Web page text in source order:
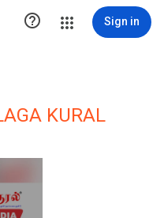
 Sign in
KURAL